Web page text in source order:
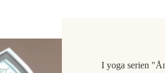
I yoga serien